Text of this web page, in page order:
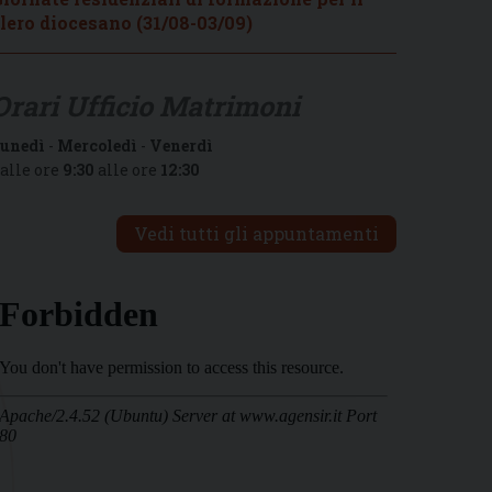
diocesano (31/08-03/09)
- Mercoledì - Venerdì
ore 9:30 alle ore 12:30
Vedi tutti gli appuntamenti